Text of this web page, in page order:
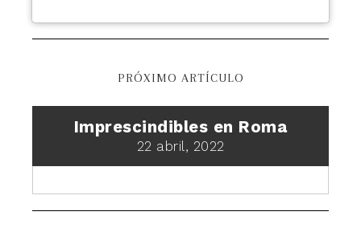
PRÓXIMO ARTÍCULO
Imprescindibles en Roma
22 abril, 2022